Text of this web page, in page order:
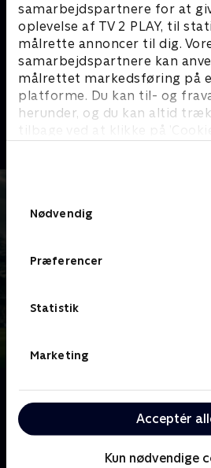
samarbejdspartnere for at
oplevelse af TV 2 PLAY, til
målrette annoncer til dig.
samarbejdspartnere kan
målrettet markedsføring på
platforme. Du kan til- og
herunder, og du kan altid
tilbage ved at klikke på
Nødvendig
Præferencer
Statistik
Marketing
Acceptér
Kun nødvendige
Sport Fokus
Højdepunkter og største
3F Superliga.